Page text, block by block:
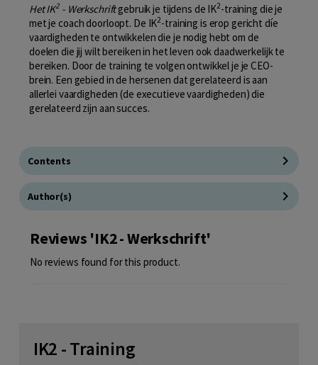
Het IK2 - Werkschriftgebruik je tijdens de IK2-training die je
met je coach doorloopt. De IK2-training is erop gericht díe
vaardigheden te ontwikkelen die je nodig hebt om de
doelen die jij wilt bereiken in het leven ook daadwerkelijk te
bereiken. Door de training te volgen ontwikkel je je CEO-
brein. Een gebied in de hersenen dat gerelateerd is aan
allerlei vaardigheden (de executieve vaardigheden) die
gerelateerd zijn aan succes.
Contents
Author(s)
Reviews 'IK2 - Werkschrift'
No reviews found for this product.
IK2 - Training